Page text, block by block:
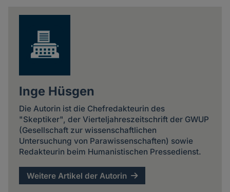
Inge Hüsgen
Die Autorin ist die Chefredakteurin des
"Skeptiker", der Vierteljahreszeitschrift der GWUP
(Gesellschaft zur wissenschaftlichen
Untersuchung von Parawissenschaften) sowie
Redakteurin beim Humanistischen Pressedienst.
Weitere Artikel der Autorin